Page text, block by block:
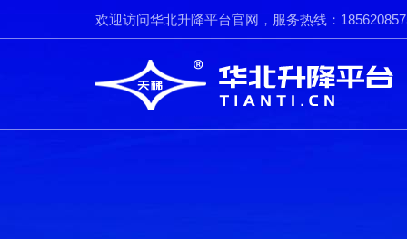
欢迎访问华北升降平台官网，服务热线：